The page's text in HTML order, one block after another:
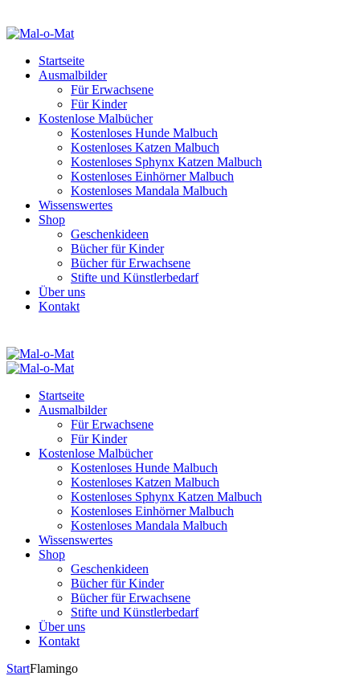
Startseite
Ausmalbilder
Für Erwachsene
Für Kinder
Kostenlose Malbücher
Kostenloses Hunde Malbuch
Kostenloses Katzen Malbuch
Kostenloses Sphynx Katzen Malbuch
Kostenloses Einhörner Malbuch
Kostenloses Mandala Malbuch
Wissenswertes
Shop
Geschenkideen
Bücher für Kinder
Bücher für Erwachsene
Stifte und Künstlerbedarf
Über uns
Kontakt
Startseite
Ausmalbilder
Für Erwachsene
Für Kinder
Kostenlose Malbücher
Kostenloses Hunde Malbuch
Kostenloses Katzen Malbuch
Kostenloses Sphynx Katzen Malbuch
Kostenloses Einhörner Malbuch
Kostenloses Mandala Malbuch
Wissenswertes
Shop
Geschenkideen
Bücher für Kinder
Bücher für Erwachsene
Stifte und Künstlerbedarf
Über uns
Kontakt
StartFlamingo